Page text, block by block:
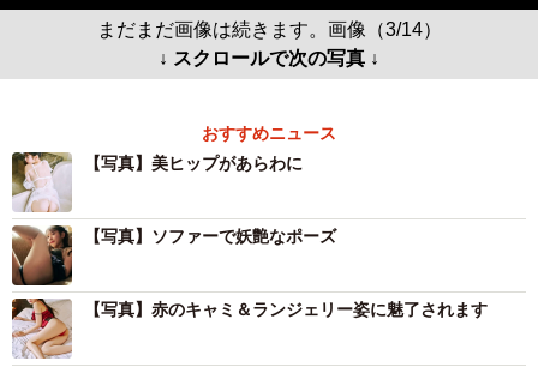
まだまだ画像は続きます。画像（3/14）
↓ スクロールで次の写真 ↓
おすすめニュース
【写真】美ヒップがあらわに
【写真】ソファーで妖艶なポーズ
【写真】赤のキャミ＆ランジェリー姿に魅了されます